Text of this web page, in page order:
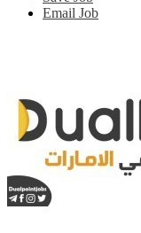
Email Job